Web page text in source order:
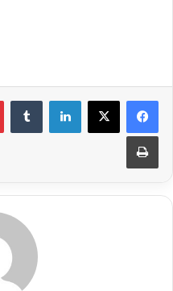
لينكدإن
طباعة